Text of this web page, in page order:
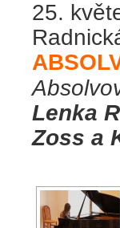
25.
Lenka
Zoss a